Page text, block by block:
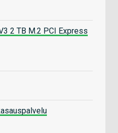
2 TB M.2 PCI Express